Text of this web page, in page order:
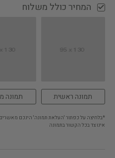
המחיר כולל משלוח
תמונה ראשית תמונה
*בלחיצה על כפתור 'העלאת תמונה' הינכם
אינו צד בכל הקשור בתמונה